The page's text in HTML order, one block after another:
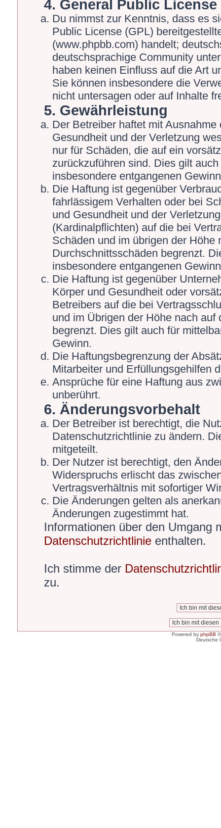
4. General Public License
Du nimmst zur Kenntnis, dass es
Public License (GPL)
(www.phpbb.com) handelt;
deutschsprachige Community
haben keinen Einfluss auf die Art
Sie können insbesondere die
nicht untersagen oder auf Inhalte
5. Gewährleistung
Der Betreiber haftet mit
Gesundheit und der Verletzung
nur für Schäden, die auf ein
zurückzuführen sind. Dies gilt
insbesondere entgangenen
Die Haftung ist gegenüber
fahrlässigem Verhalten oder bei
und Gesundheit und der
(Kardinalpflichten) auf die bei
Schäden und im übrigen der Höhe
Durchschnittsschäden begrenzt.
insbesondere entgangenen
Die Haftung ist gegenüber
Körper und Gesundheit oder
Betreibers auf die bei
und im Übrigen der Höhe nach
begrenzt. Dies gilt auch für
Gewinn.
Die Haftungsbegrenzung der
Mitarbeiter und Erfüllungsgehilfen
Ansprüche für eine Haftung aus
unberührt.
6. Änderungsvorbehalt
Der Betreiber ist berechtigt, die
Datenschutzrichtlinie zu ändern.
mitgeteilt.
Der Nutzer ist berechtigt, den
Widerspruchs erlischt das
Vertragsverhältnis mit sofortiger
Die Änderungen gelten als
Änderungen zugestimmt hat.
Informationen über den Umgang
Datenschutzrichtlinie enthalten.
Ich stimme der
zu.
Powered by phpBB
Deutsche